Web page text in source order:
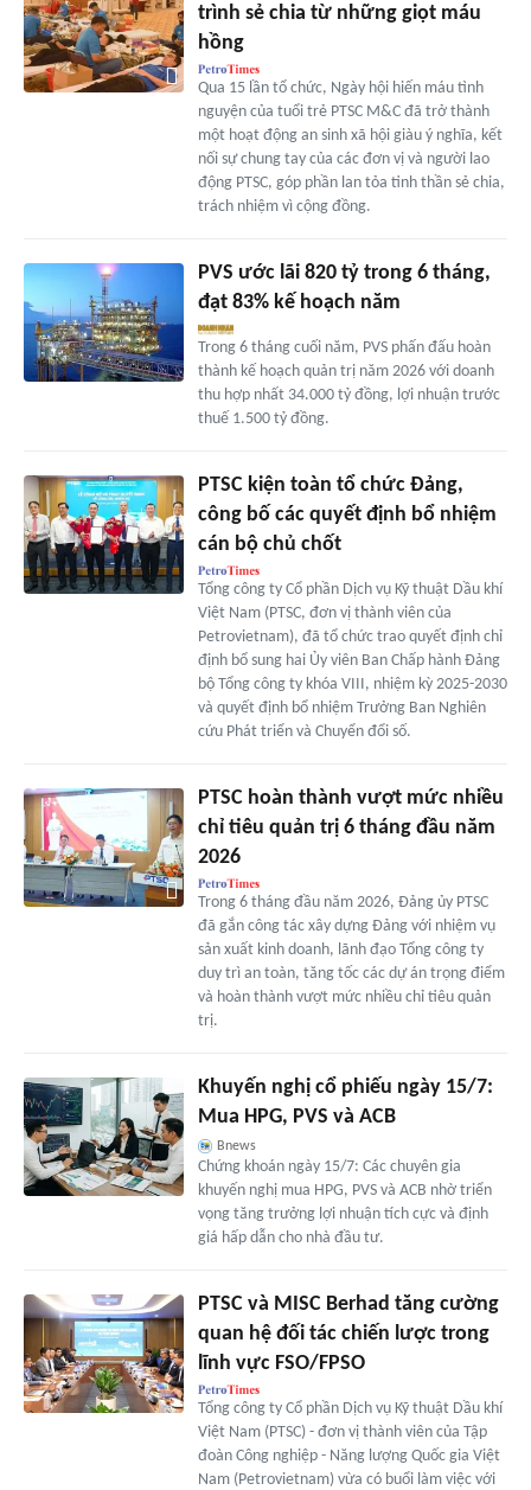
trình sẻ chia từ những giọt máu
hồng
Qua 15 lần tổ chức, Ngày hội hiến máu tình
nguyện của tuổi trẻ PTSC M&C đã trở thành
một hoạt động an sinh xã hội giàu ý nghĩa, kết
nối sự chung tay của các đơn vị và người lao
động PTSC, góp phần lan tỏa tinh thần sẻ chia,
trách nhiệm vì cộng đồng.
PVS ước lãi 820 tỷ trong 6 tháng,
đạt 83% kế hoạch năm
Trong 6 tháng cuối năm, PVS phấn đấu hoàn
thành kế hoạch quản trị năm 2026 với doanh
thu hợp nhất 34.000 tỷ đồng, lợi nhuận trước
thuế 1.500 tỷ đồng.
PTSC kiện toàn tổ chức Đảng,
công bố các quyết định bổ nhiệm
cán bộ chủ chốt
Tổng công ty Cổ phần Dịch vụ Kỹ thuật Dầu khí
Việt Nam (PTSC, đơn vị thành viên của
Petrovietnam), đã tổ chức trao quyết định chỉ
định bổ sung hai Ủy viên Ban Chấp hành Đảng
bộ Tổng công ty khóa VIII, nhiệm kỳ 2025-2030
và quyết định bổ nhiệm Trưởng Ban Nghiên
cứu Phát triển và Chuyển đổi số.
PTSC hoàn thành vượt mức nhiều
chỉ tiêu quản trị 6 tháng đầu năm
2026
Trong 6 tháng đầu năm 2026, Đảng ủy PTSC
đã gắn công tác xây dựng Đảng với nhiệm vụ
sản xuất kinh doanh, lãnh đạo Tổng công ty
duy trì an toàn, tăng tốc các dự án trọng điểm
và hoàn thành vượt mức nhiều chỉ tiêu quản
trị.
Khuyến nghị cổ phiếu ngày 15/7:
Mua HPG, PVS và ACB
Bnews
Chứng khoán ngày 15/7: Các chuyên gia
khuyến nghị mua HPG, PVS và ACB nhờ triển
vọng tăng trưởng lợi nhuận tích cực và định
giá hấp dẫn cho nhà đầu tư.
PTSC và MISC Berhad tăng cường
quan hệ đối tác chiến lược trong
lĩnh vực FSO/FPSO
Tổng công ty Cổ phần Dịch vụ Kỹ thuật Dầu khí
Việt Nam (PTSC) - đơn vị thành viên của Tập
đoàn Công nghiệp - Năng lượng Quốc gia Việt
Nam (Petrovietnam) vừa có buổi làm việc với